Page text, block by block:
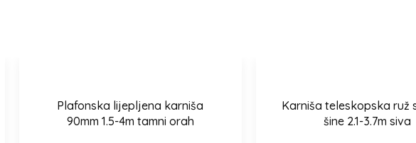
Odaberi opcije
Plafonska lijepljena karniša
90mm 1.5-4m tamni orah
Odaberi opcije
Karniša teleskopska ruž
šine 2.1-3.7m siva